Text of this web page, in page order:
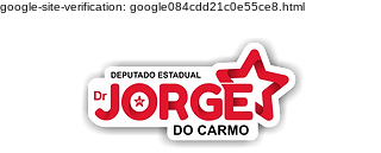
google-site-verification: google084cdd21c0e55ce8.html